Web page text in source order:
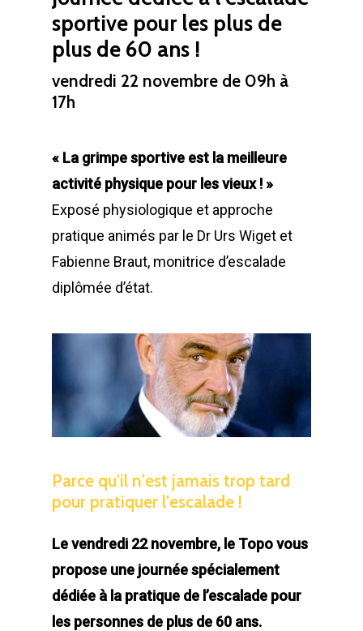
sportive pour les plus de
plus de 60 ans !
vendredi 22 novembre de 09h à
17h
« La grimpe sportive est la meilleure
activité physique pour les vieux ! »
Exposé physiologique et approche
pratique animés par le Dr Urs Wiget et
Fabienne Braut, monitrice d’escalade
diplômée d’état.
Parce qu'il n'est jamais trop tard
pour pratiquer l'escalade !
Le vendredi 22 novembre, le Topo vous
propose une journée spécialement
dédiée à la pratique de l’escalade pour
les personnes de plus de 60 ans.